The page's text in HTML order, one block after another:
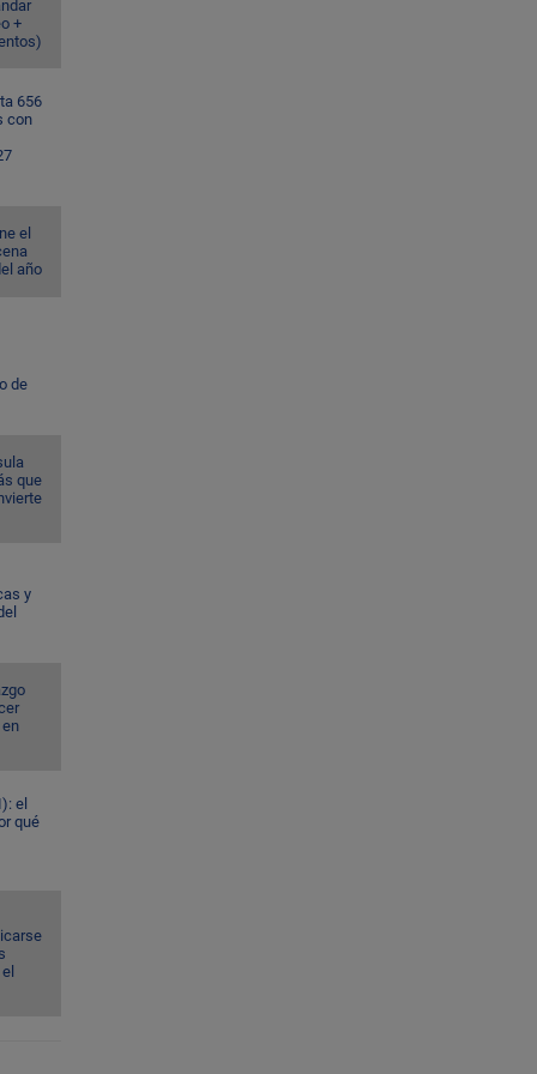
+
656
con
el
año
de
que
y
el
qué